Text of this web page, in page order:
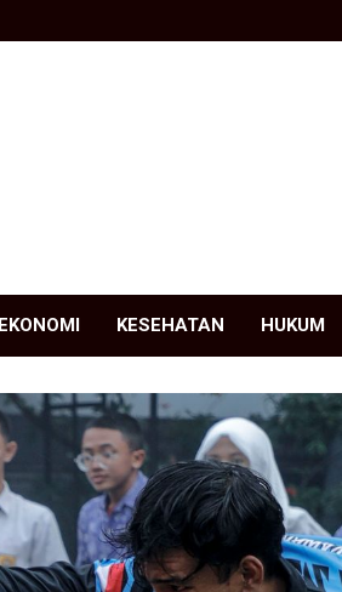
EKONOMI KESEHATAN HUKUM